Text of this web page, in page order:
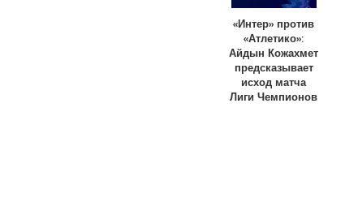
«Интер» против
«Атлетико»:
Айдын Кожахмет
предсказывает
исход матча
Лиги Чемпионов